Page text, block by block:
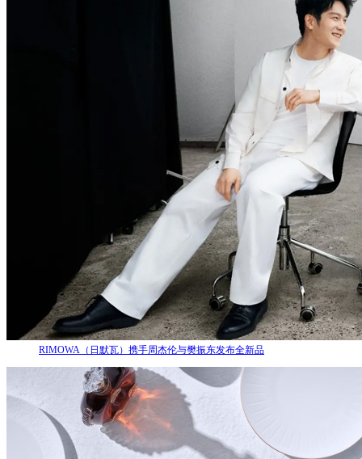
RIMOWA（日默瓦）携手周杰伦与樊振东发布全新品